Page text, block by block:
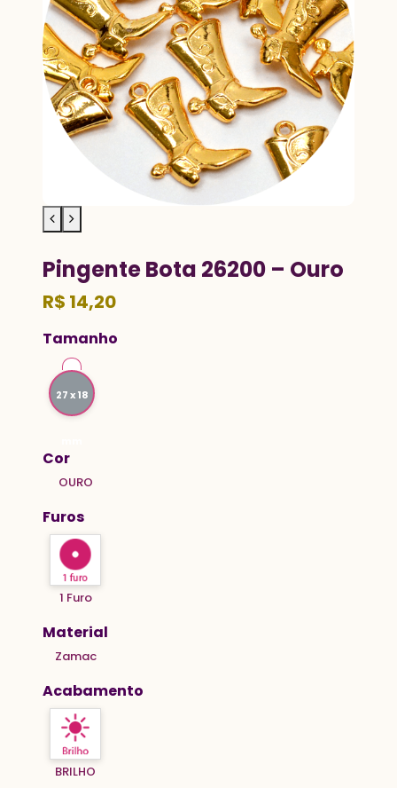
Pingente Bota 26200 – Ouro
R$ 14,20
Tamanho
27 x 18
Cor
OURO
Furos
1 Furo
Material
Zamac
Acabamento
BRILHO